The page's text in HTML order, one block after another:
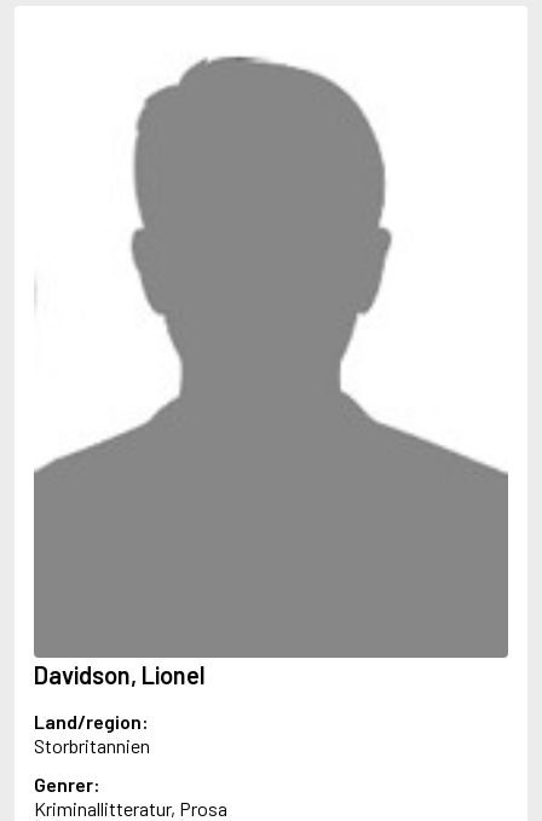
Abbott, Megan
Abdel-Fattah, Randa
Abdolah, Kader
Abgarjan, Narine
Abish, Walter
Aboulela, Leila
Abrahams, Peter (f. 1919)
Abrahams, Peter (f. 1947)
Abrahamson, Emmy
Abu-Jaber, Diana
Abulhawa, Susan
Aburas, Lone
Adamov, Arthur
Adams, Douglas
Adams, Jane
Adams, Richard
Adbåge, Emma
Adbåge, Lisen
Davidson, Lionel
Land/region:
Storbritannien
Genrer:
Kriminallitteratur, Prosa